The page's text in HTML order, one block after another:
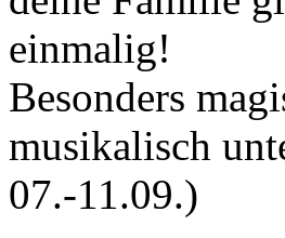
einmalig!
Besonders
musikalisch
07.-11.09.)